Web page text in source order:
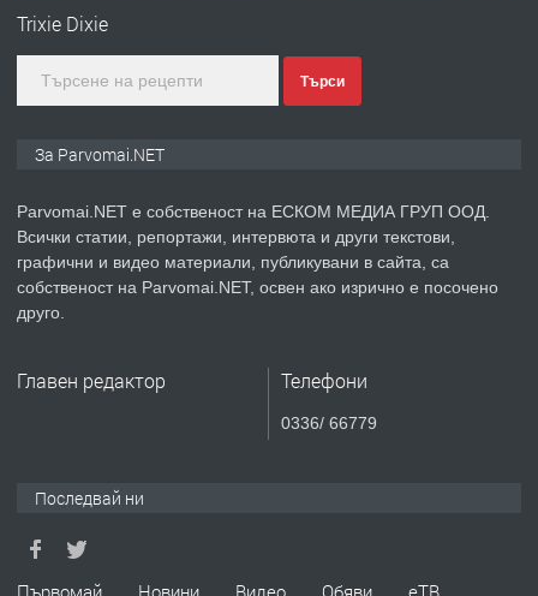
преди 1 година
ПРЕДЛАГА Уроци по Математика
Trixie Dixie
Търси
За Parvomai.NET
Parvomai.NET е собственост на ЕСКОМ МЕДИА ГРУП ООД.
Всички статии, репортажи, интервюта и други текстови,
графични и видео материали, публикувани в сайта, са
собственост на Parvomai.NET, освен ако изрично е посочено
друго.
Главен редактор Телефони
0336/ 66779
Последвай ни